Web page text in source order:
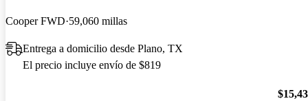
Cooper FWD 59,060 millas
Entrega a domicilio desde Plano, TX
El precio incluye envío de $819